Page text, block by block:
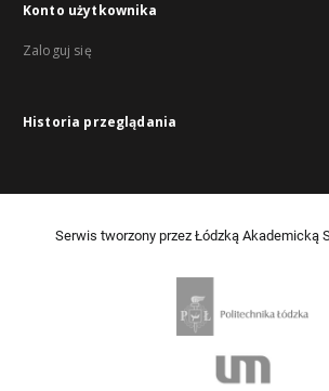
Konto użytkownika
Zaloguj się
Historia przeglądania
Serwis tworzony przez Łódzką Akademicką